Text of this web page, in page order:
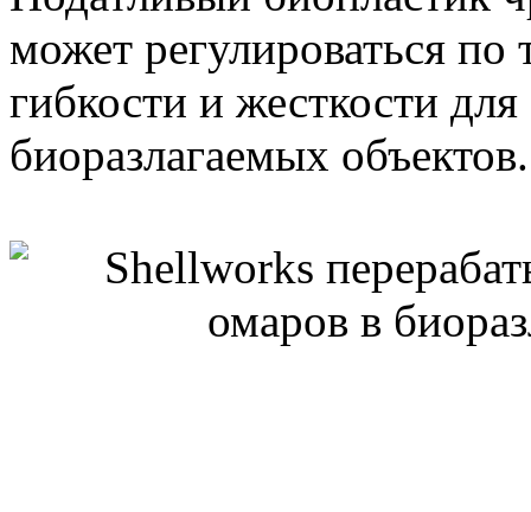
может регулироваться
гибкости и жесткости
биоразлагаемых объектов.